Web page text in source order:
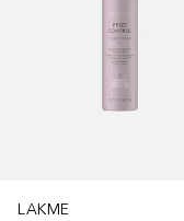
LAKME